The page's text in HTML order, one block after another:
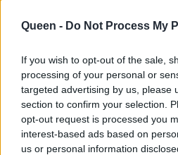
Queen - Do Not Process My
If you wish to opt-out of the sale,
processing of your personal or
targeted advertising by us, please
section to confirm your selection.
opt-out request is processed you
interest-based ads based on
us or personal information